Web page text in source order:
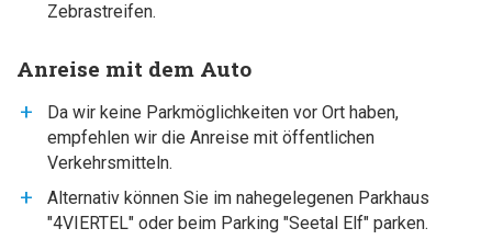
Zebrastreifen.
Anreise mit dem Auto
Da wir keine Parkmöglichkeiten vor Ort haben,
empfehlen wir die Anreise mit öffentlichen
Verkehrsmitteln.
Alternativ können Sie im nahegelegenen Parkhaus
"4VIERTEL" oder beim Parking "Seetal Elf" parken.